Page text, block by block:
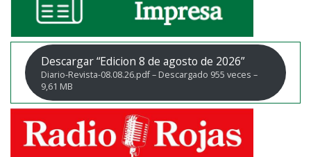
Descargar “Edicion 8 de agosto de 2026”
Diario-Revista-08.08.26.pdf – Descargado 955 veces –
9,61 MB